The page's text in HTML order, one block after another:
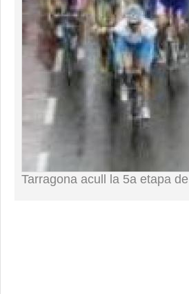
Tarragona acull la 5a etapa